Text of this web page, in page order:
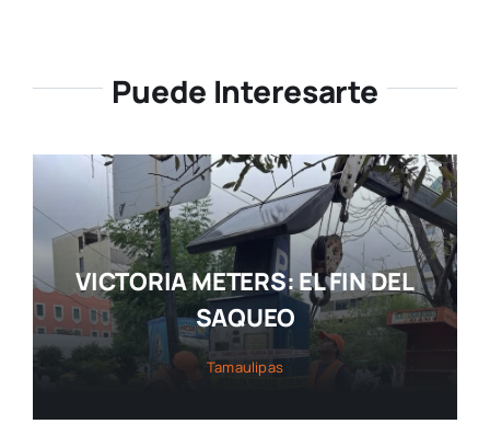
Puede Interesarte
VICTORIA METERS: EL FIN DEL
SAQUEO
Tamaulipas